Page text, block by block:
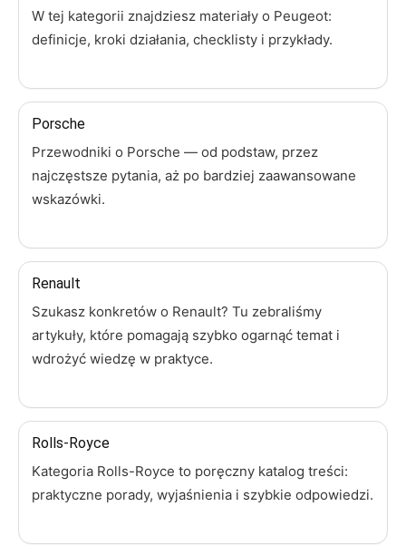
W tej kategorii znajdziesz materiały o Peugeot:
definicje, kroki działania, checklisty i przykłady.
Porsche
Przewodniki o Porsche — od podstaw, przez
najczęstsze pytania, aż po bardziej zaawansowane
wskazówki.
Renault
Szukasz konkretów o Renault? Tu zebraliśmy
artykuły, które pomagają szybko ogarnąć temat i
wdrożyć wiedzę w praktyce.
Rolls-Royce
Kategoria Rolls-Royce to poręczny katalog treści:
praktyczne porady, wyjaśnienia i szybkie odpowiedzi.